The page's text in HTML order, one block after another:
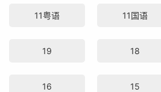
11粤语 11国语
19 18
16 15